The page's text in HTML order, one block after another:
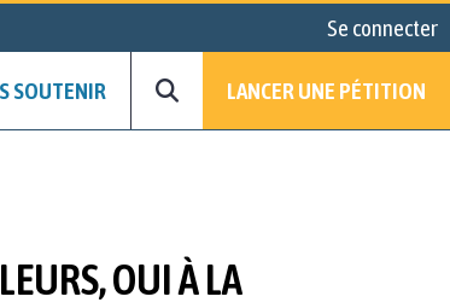
Se connecter
SOUTENIR LANCER UNE PÉTITION
OUI À LA